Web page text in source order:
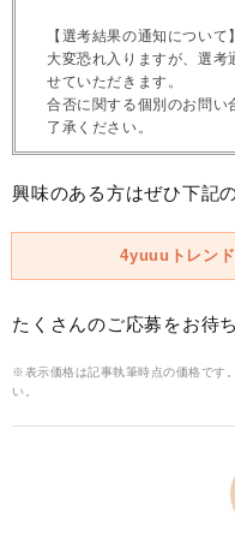
【選考結果の通知について】
大変恐れ入りますが、選考
せていただきます。
合否に関する個別のお問い
了承ください。
興味のある方はぜひ下記
4yuuuトレンド
たくさんのご応募をお待
※表示価格は記事執筆時点の価格です
い。